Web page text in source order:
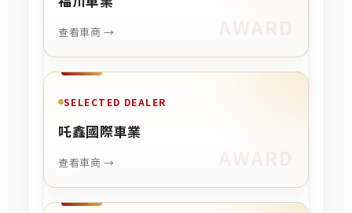
查看車商 →
SELECTED DEALER
吒鑫國際車業
查看車商 →